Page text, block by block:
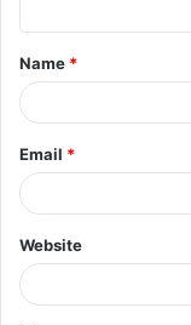
Name *
Email *
Website